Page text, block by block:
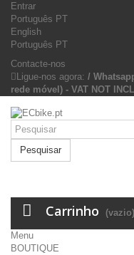
Entrar
Português PT
English
Português PT
Contacte-nos
Ligue-nos agora: /
rede móvel) - VAT NOT
Pesquisar
Carrinho (vazio)
Menu
BOUTIQUE